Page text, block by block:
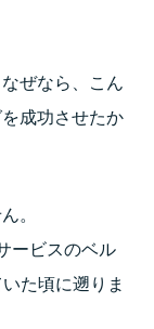
ぜなら、こん
成功させたか
。
ービスのベル
た頃に遡りま